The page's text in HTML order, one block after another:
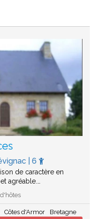
| 6
de caractère en
agréable.…
Côtes d'Armor Bretagne